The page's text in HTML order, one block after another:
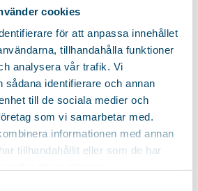
cookies
för att anpassa innehållet
tillhandahålla funktioner
analysera vår trafik. Vi
sådana identifierare och annan
till de sociala medier och
som vi samarbetar med.
informationen med annan
tillhandahållit eller som de har
PRODUKTER